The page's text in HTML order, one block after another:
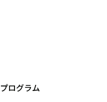
プログラム